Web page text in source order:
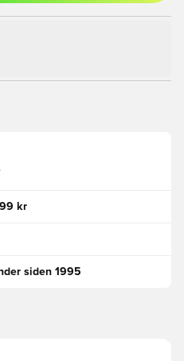
kr
siden 1995